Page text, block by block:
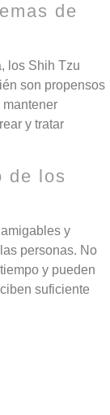
de
los Shih Tzu
son propensos
y tratar
de los
y
personas. No
y pueden
suficiente